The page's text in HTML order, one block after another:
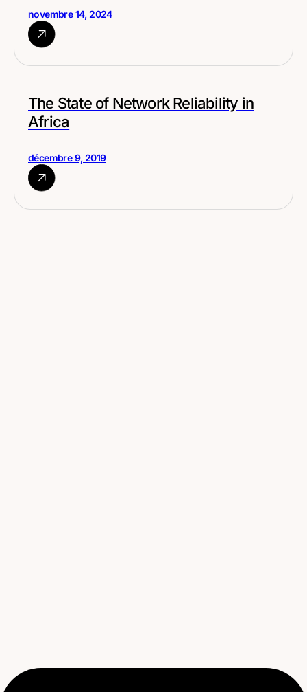
novembre 14, 2024
The State of Network Reliability in
Africa
décembre 9, 2019